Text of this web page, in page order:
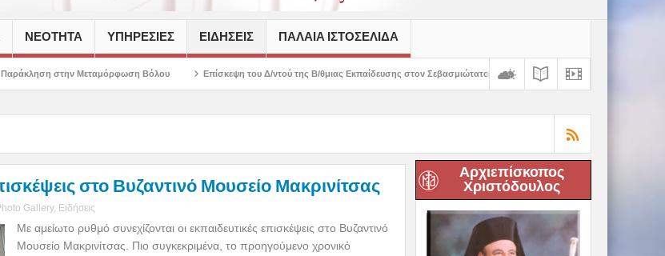
ΝΕΟΤΗΤΑ ΥΠΗΡΕΣΙΕΣ ΕΙΔΗΣΕΙΣ ΠΑΛΑΙΆ ΙΣΤΟΣΕΛΊΔΑ
Βόλου Επίσκεψη του Δ/ντού της Β/θμιας Εκπαίδευσης στον Σεβασμιώτατο Δημητριάδος Ιγνάτιος: «Ο Χριστός μάς έδειξε το
στο Βυζαντινό Μουσείο Μακρινίτσας
Gallery, Ειδήσεις
Με αμείωτο ρυθμό συνεχίζονται οι εκπαιδευτικές επισκέψεις στο Βυζαντινό
Μουσείο Μακρινίτσας. Πιο συγκεκριμένα, το προηγούμενο χρονικό
Αρχιεπίσκοπος
Χριστόδουλος